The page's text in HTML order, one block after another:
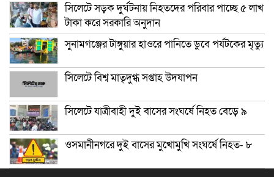
সিলেটে সড়ক দুর্ঘটনায় নিহতদের পরিবার পাচ্ছে ৫ লাখ
টাকা করে সরকারি অনুদান
সুনামগঞ্জের টাঙ্গুয়ার হাওরে পানিতে ডুবে পর্যটকের মৃত্যু
সিলেটে বিশ্ব মাতৃদুগ্ধ সপ্তাহ উদযাপন
সিলেটে যাত্রীবাহী দুই বাসের সংঘর্ষে নিহত বেড়ে ৯
ওসমানীনগরে দুই বাসের মুখোমুখি সংঘর্ষে নিহত- ৮